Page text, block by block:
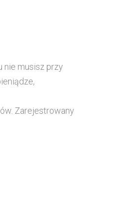
nie musisz przy
Zarejestrowany